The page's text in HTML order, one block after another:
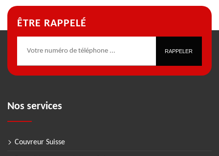
ÊTRE RAPPELÉ
Nos services
Couvreur Suisse